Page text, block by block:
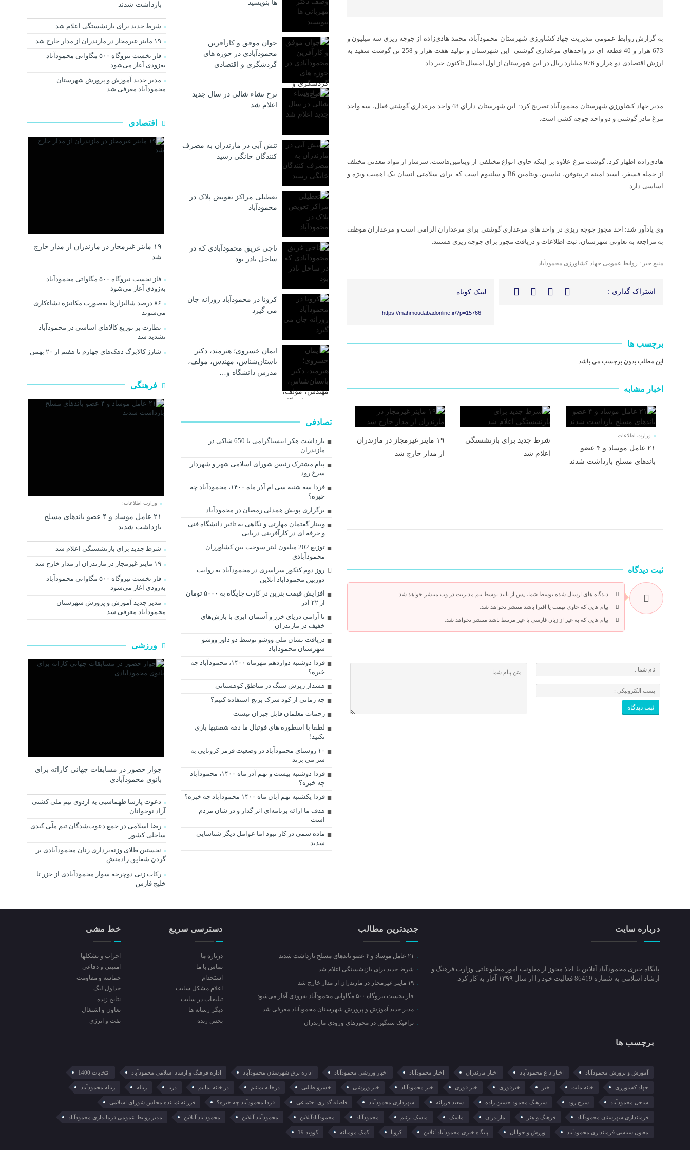
به گزارش روابط عمومی مدیریت جهاد کشاورزی شهرستان محمودآباد، محمد هادی‌زاده از جوجه ریزی سه میلیون و
673 هزار و 40 قطعه ای در واحدهاي مرغداري گوشتي این شهرستان و تولید هفت هزار و 258 تن گوشت سفيد به
ارزش اقتصادی دو هزار و 976 میلیارد ریال در این شهرستان از اول امسال تاکنون خبر داد.
مدير جهاد كشاورزي شهرستان محمودآباد تصریح کرد: این شهرستان داراي 48 واحد مرغداري گوشتي فعال، سه واحد
مرغ مادر گوشتي و دو واحد جوجه كشي است.
هادی‌زاده اظهار کرد: گوشت مرغ علاوه بر اینکه حاوی انواع مختلفی از ویتامین‌هاست، سرشار از مواد معدنی مختلف
از جمله فسفر، اسید امینه تریپتوفن، نیاسین، ویتامین B6 و سلنیوم است که برای سلامتی انسان یک اهمیت ویژه و
اساسی دارد.
وی یادآور شد: اخذ مجوز جوجه ريزي در واحد هاي مرغداري گوشتي براي مرغداران الزامي است و مرغداران موظف
به مراجعه به تعاوني شهرستان، ثبت اطلاعات و دريافت مجوز براي جوجه ريزي هستند.
منبع خبر : روابط عمومی جهاد کشاورزی محمودآباد
اشتراک گذاری : لینک کوتاه :
https://mahmoudabadonline.ir/?p=15766
برچسب ها
این مطلب بدون برچسب می باشد.
اخبار مشابه
وزارت اطلاعات:
۲۱ عامل موساد و ۴ عضو
باند‌های مسلح بازداشت شدند
شرط جدید برای بازنشستگی
اعلام شد
۱۹ ماینر غیرمجاز در مازندران
از مدار خارج شد
ثبت دیدگاه
دیدگاه های ارسال شده توسط شما، پس از تایید توسط تیم مدیریت در وب منتشر خواهد شد.
پیام هایی که حاوی تهمت یا افترا باشد منتشر نخواهد شد.
پیام هایی که به غیر از زبان فارسی یا غیر مرتبط باشد منتشر نخواهد شد.
ها بنویسید
جوان موفق و کارآفرین
محمودآبادی در حوزه های
گردشگری و اقتصادی
نرخ نشاء شالی در سال جدید
اعلام شد
تنش آبی در مازندران به مصرف
كنندگان خانگی رسيد
تعطیلی مراکز تعویض پلاک در
محمودآباد
ناجی غریق محمودآبادی که در
ساحل نادر بود
کرونا در محمودآباد روزانه جان
می گیرد
ایمان خسروی؛ هنرمند، دکتر
باستان‌شناس، مهندس، مولف،
مدرس دانشگاه و…
تصادفی
بازداشت هکر اینستاگرامی با 650 شاکی در
مازندران
پیام مشترک رئیس شورای اسلامی شهر و شهردار
سرخ رود
فردا سه شنبه سی ام آذر ماه ۱۴۰۰، محمودآباد چه
خبره؟
برگزاری پویش همدلی رمضان در محمودآباد
وبینار گفتمان مهارتی و نگاهی به تاثیر دانشگاه فنی
و حرفه ای در کارآفرینی دریایی
توزیع 202 میلیون لیتر سوخت بین کشاورزان
محمودآبادی
روز دوم کنکور سراسری در محمودآباد به روایت
دوربین محمودآباد آنلاین
افزایش قیمت بنزین در کارت جایگاه به ۵۰۰۰ تومان
از ۲۲ آذر
نا آرامی دریای خزر و آسمان ابری با بارش‌های
خفیف در مازندران
دریافت نشان ملی ووشو توسط دو داور ووشو
شهرستان محمودآباد
فردا دوشنبه دوازدهم مهرماه ۱۴۰۰، محمودآباد چه
خبره؟
هشدار ریزش سنگ در مناطق کوهستانی
چه زمانی از کود سرک برنج استفاده کنیم؟
زحمات معلمان قابل جبران نیست
لطفا با اسطوره های فوتبال ما دهه شصتیها بازی
نکنید!
١٠ روستاي محمودآباد در وضعيت قرمز كرونايي به
سر مي برند
فردا دوشنبه بیست و نهم آذر ماه ۱۴۰۰، محمودآباد
چه خبره؟
فردا یکشنبه نهم آبان ماه ۱۴۰۰ محمودآباد چه خبره؟
هدف ما ارائه برنامه‌ای اثر گذار و در شان مردم
است
ماده سمی در کار نبود اما عوامل دیگر شناسایی
شدند
بازداشت شدند
شرط جدید برای بازنشستگی اعلام شد
۱۹ ماینر غیرمجاز در مازندران از مدار خارج شد
فاز نخست نیروگاه ۵۰۰ مگاواتی محمودآباد
به‌زودی آغاز می‌شود
مدیر جدید آموزش و پرورش شهرستان
محمودآباد معرفی شد
اقتصادی
۱۹ ماینر غیرمجاز در مازندران از مدار خارج
شد
فاز نخست نیروگاه ۵۰۰ مگاواتی محمودآباد
به‌زودی آغاز می‌شود
۸۶ درصد شالیزارها به‌صورت مکانیزه نشاءکاری
می‌شوند
نظارت بر توزیع کالا‌های اساسی در محمودآباد
تشدید شد
شارژ کالابرگ دهک‌های چهارم تا هفتم از ۲۰ بهمن
فرهنگی
وزارت اطلاعات:
۲۱ عامل موساد و ۴ عضو باند‌های مسلح
بازداشت شدند
شرط جدید برای بازنشستگی اعلام شد
۱۹ ماینر غیرمجاز در مازندران از مدار خارج شد
فاز نخست نیروگاه ۵۰۰ مگاواتی محمودآباد
به‌زودی آغاز می‌شود
مدیر جدید آموزش و پرورش شهرستان
محمودآباد معرفی شد
ورزشی
جواز حضور در مسابقات جهانی کاراته برای
بانوی محمودآبادی
دعوت پارسا طهماسبی به اردوی تیم ملی کشتی
آزاد نوجوانان
رضا اسلامی در جمع دعوت‌شدگان تیم ملّی کبدی
ساحلی کشور
نخستین طلای وزنه‌برداری زنان محمودآبادی بر
گردن شقایق رادمنش
رکاب زنی دوچرخه سوار محمودآبادی از خزر تا
خلیج فارس
درباره سایت
پایگاه خبری محمودآباد آنلاین با اخذ مجوز از معاونت امور مطبوعاتی وزارت فرهنگ و
ارشاد اسلامی به شماره 86419 فعالیت خود را از سال ۱۳۹۹ آغاز به کار کرد.
جدیدترین مطالب
شرط جدید برای بازنشستگی اعلام شد
فاز نخست نیروگاه ۵۰۰ مگاواتی محمودآباد به‌زودی آغاز می‌شود
مدیر جدید آموزش و پرورش شهرستان محمودآباد معرفی شد
ترافیک سنگین در محور‌های ورودی مازندران
دسترسی سریع
درباره ما
تماس با ما
استخدام
اعلام مشکل سایت
تبلیغات در سایت
ديگر رسانه ها
پخش زنده
خط مشی
احزاب و تشکلها
امنیتی و دفاعی
حماسه و مقاومت
جداول لیگ
نتایج زنده
تعاون و اشتغال
نفت و انرژی
برچسب ها
آموزش و پرورش محمودآباد اخبار داغ محمودآباد اخبار مازندران اخبار محمودآباد اخبار ورزشی محمودآباد اداره برق شهرستان محمودآباد اداره فرهنگ و ارشاد اسلامی محمودآباد انتخابات 1400
جهاد کشاورزی خانه ملت خبر خبرفوری خبر فوری خبر محمودآباد خبر ورزشی خسرو طالبی درخانه بمانیم در خانه بمانیم دریا زباله زباله محمودآباد
ساحل محمودآباد سرخ رود سرهنگ محمود حسین زاده سعید فرزانه شهرداری محمودآباد فاصله گذاری اجتماعی فردا محمودآباد چه خبره؟ فرزانه نماینده مجلس شورای اسلامی
فرمانداری شهرستان محمودآباد فرهنگ و هنر مازندران ماسک ماسک بزنیم محمودآباد محمودآبادآنلاین محمودآباد آنلاین محموداباد آنلاین مدیر روابط عمومی فرمانداری محمودآباد
معاون سیاسی فرمانداری محمودآباد ورزش و جوانان پایگاه خبری محمودآباد آنلاین کرونا کمک مومنانه کووید 19